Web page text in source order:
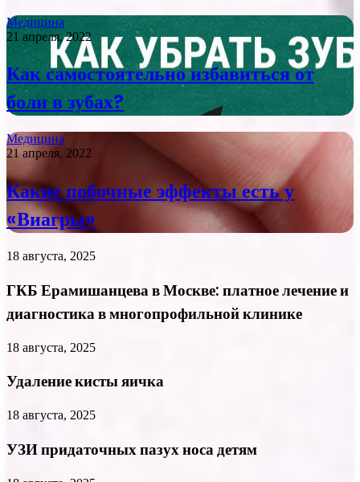
Медицина
21 апреля, 2022
Как самостоятельно избавиться от
боли в зубах?
Медицина
21 апреля, 2022
Какие побочные эффекты есть у
«Виагры»
18 августа, 2025
ГКБ Ерамишанцева в Москве: платное лечение и
диагностика в многопрофильной клинике
18 августа, 2025
Удаление кисты яичка
18 августа, 2025
УЗИ придаточных пазух носа детям